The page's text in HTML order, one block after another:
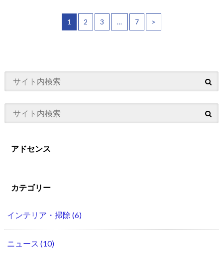
1 2 3 … 7 >
アドセンス
カテゴリー
インテリア・掃除 (6)
ニュース (10)